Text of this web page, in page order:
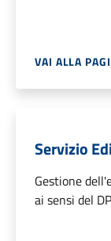
VAI ALLA
Servizio
Gestione
ai sensi del